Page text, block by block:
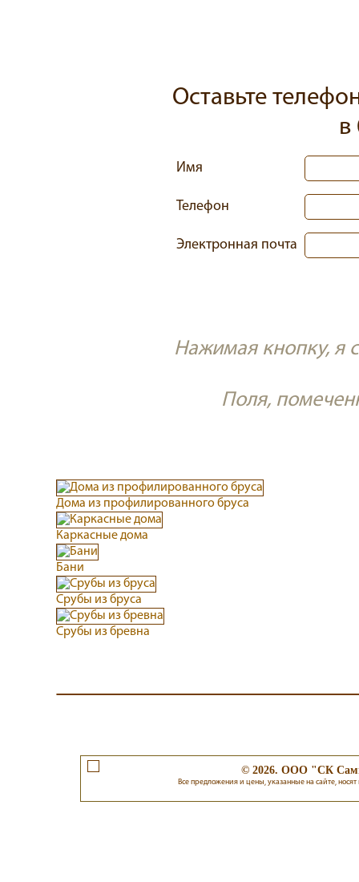
Оставьте
в
Имя
Телефон
Электронная почта
Нажимая кнопку, я
Поля,
Дома из профилированного бруса
Каркасные дома
Бани
Срубы из бруса
Срубы из бревна
© 2026. ООО "СК
Все предложения и цены, указанные на сайте,